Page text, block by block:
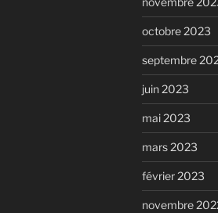
octobre 2023
septembre
juin 2023
mai 2023
mars 2023
février 2023
novembre